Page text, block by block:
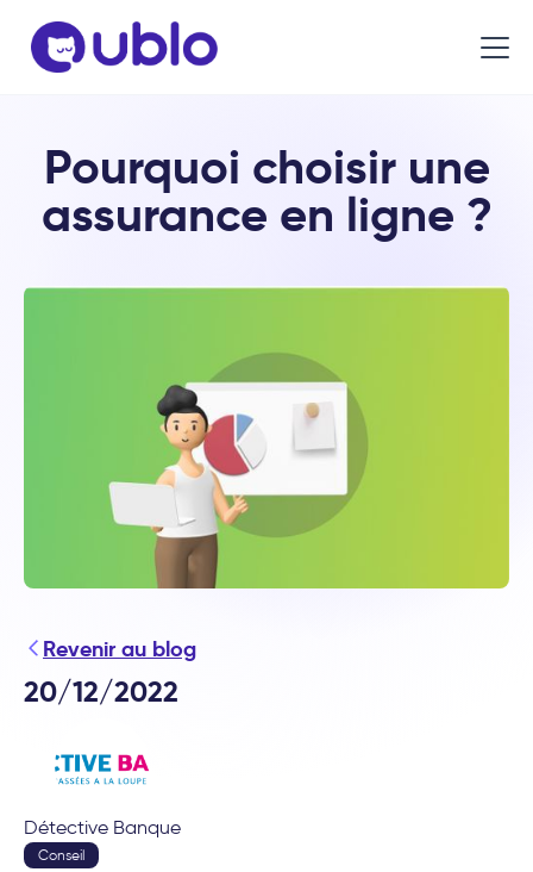
Pourquoi choisir une
assurance en ligne ?
Revenir au blog
20/12/2022
Détective Banque
Conseil